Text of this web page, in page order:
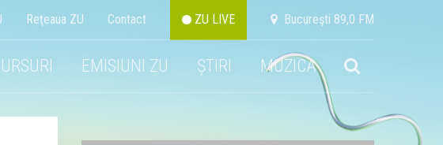
Reţeaua ZU Contact ZU LIVE Bucureşti 89,0 FM
EMISIUNI ZU ȘTIRI MUZICA